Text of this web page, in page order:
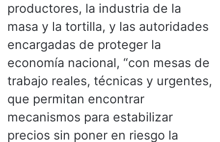
productores, la industria de la
masa y la tortilla, y las autoridades
encargadas de proteger la
economía nacional, “con mesas de
trabajo reales, técnicas y urgentes,
que permitan encontrar
mecanismos para estabilizar
precios sin poner en riesgo la